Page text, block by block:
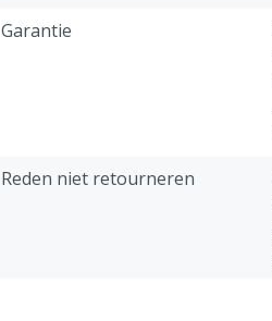
Garantie
Reden niet retourneren